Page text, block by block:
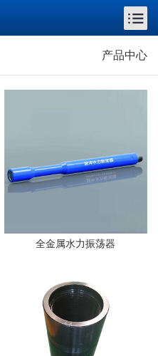
产品中心
全金属水力振荡器